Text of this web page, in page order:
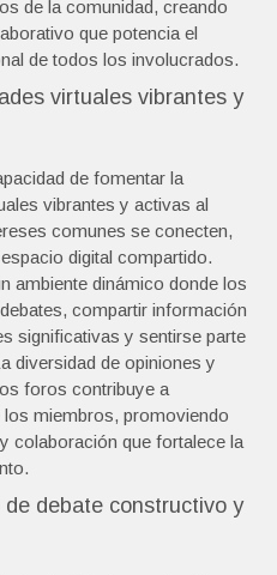
de la comunidad, creando
que potencia el
de todos los involucrados.
virtuales vibrantes y
de fomentar la
vibrantes y activas al
comunes se conecten,
digital compartido.
ambiente dinámico donde los
compartir información
significativas y sentirse parte
diversidad de opiniones y
foros contribuye a
los miembros, promoviendo
colaboración que fortalece la
debate constructivo y